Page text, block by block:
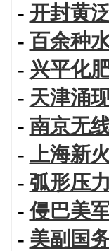
- 开封黄
- 百余种
- 兴平化
- 天津涌
- 南京无
- 上海新
- 弧形压
-侵巴美
- 美副国